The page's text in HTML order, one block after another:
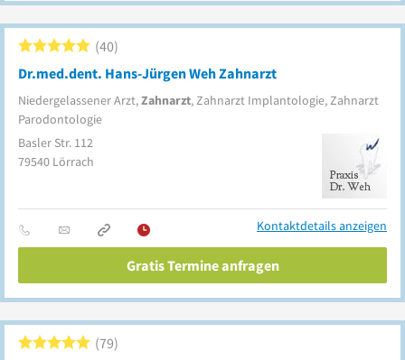
Dr.med.dent. Hans-Jürgen Weh Zahnarzt
Niedergelassener Arzt,Zahnarzt, Zahnarzt Implantologie, Zahnarzt
Parodontologie
40
Basler Str. 112
79540 Lörrach
Kontaktdetails anzeigen
Gratis Termine anfragen
79